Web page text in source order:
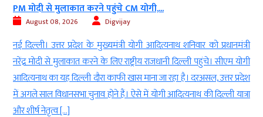
PM मोदी से मुलाकात करने पहुंचे CM योगी,...
August 08, 2026 Digvijay
नई दिल्ली। उत्तर प्रदेश के मुख्यमंत्री योगी आदित्यनाथ शनिवार को प्रधानमंत्री
नरेंद्र मोदी से मुलाकात करने के लिए राष्ट्रीय राजधानी दिल्ली पहुंचे। सीएम योगी
आदित्यनाथ का यह दिल्ली दौरा काफी खास माना जा रहा है। दरअसल, उत्तर प्रदेश
में अगले साल विधानसभा चुनाव होने हैं। ऐसे में योगी आदित्यनाथ की दिल्ली यात्रा
और शीर्ष नेतृत्व […]